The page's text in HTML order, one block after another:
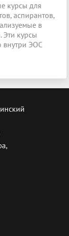
курсы для
аспирантов,
в
Эти курсы
внутри ЭОС